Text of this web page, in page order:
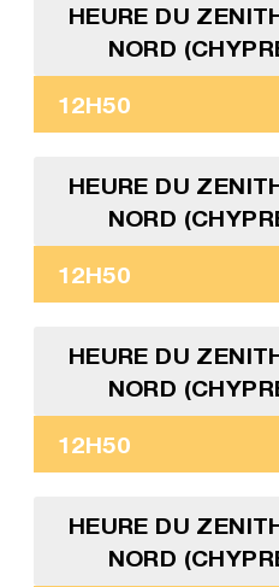
HEURE DU
NORD
12H50
HEURE DU
NORD
12H50
HEURE DU
NORD
12H50
HEURE DU
NORD